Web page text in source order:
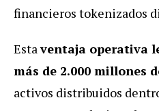
financieros tokenizados
Estaventaja operativa
más de 2.000 millones
activos distribuidos